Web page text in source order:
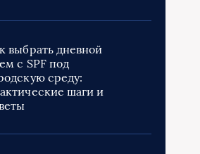
выбрать дневной
с SPF под
среду:
шаги и